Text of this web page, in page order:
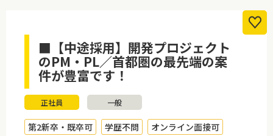
■【中途採用】開発プロジェクト
のPM・PL／首都圏の最先端の案
件が豊富です！
正社員 一般
第2新卒・既卒可 学歴不問
オンライン面接可